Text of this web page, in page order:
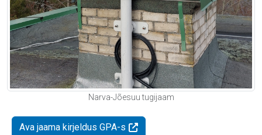
Narva-Jõesuu tugijaam
Ava jaama kirjeldus GPA-s